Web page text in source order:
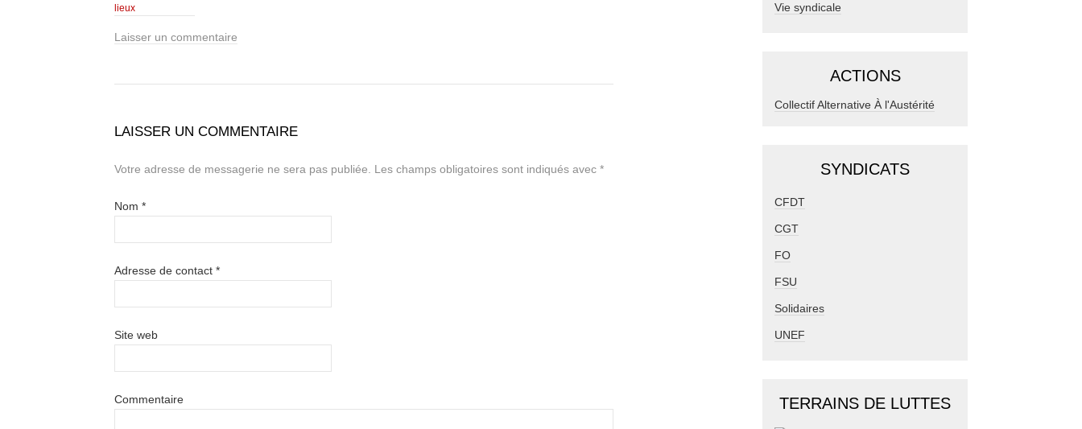
lieux
Laisser un commentaire
LAISSER UN COMMENTAIRE
Votre adresse de messagerie ne sera pas publiée. Les champs obligatoires sont indiqués avec *
Nom *
Adresse de contact *
Site web
Commentaire
Vie syndicale
ACTIONS
Collectif Alternative À l'Austérité
SYNDICATS
CFDT
CGT
FO
FSU
Solidaires
UNEF
TERRAINS DE LUTTES